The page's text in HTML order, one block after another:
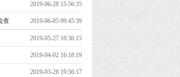
2019-06-28 15:56:35
2019-06-05 09:45:39
查
2019-05-27 10:36:15
2019-04-02 16:18:19
2019-03-28 19:56:17